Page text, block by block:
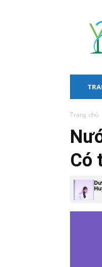
Trang chủ
Có